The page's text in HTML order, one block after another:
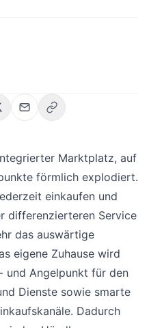
Marktplatz, auf
förmlich explodiert.
einkaufen und
differenzierteren Service
das auswärtige
eigene Zuhause wird
und Angelpunkt für den
Dienste sowie smarte
Dadurch